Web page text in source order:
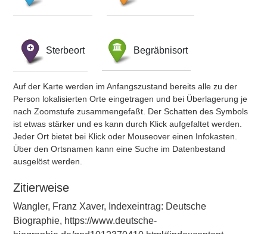
Sterbeort Begräbnisort
Auf der Karte werden im Anfangszustand bereits alle zu der
Person lokalisierten Orte eingetragen und bei Überlagerung je
nach Zoomstufe zusammengefaßt. Der Schatten des Symbols
ist etwas stärker und es kann durch Klick aufgefaltet werden.
Jeder Ort bietet bei Klick oder Mouseover einen Infokasten.
Über den Ortsnamen kann eine Suche im Datenbestand
ausgelöst werden.
Zitierweise
Wangler, Franz Xaver, Indexeintrag: Deutsche
Biographie, https://www.deutsche-